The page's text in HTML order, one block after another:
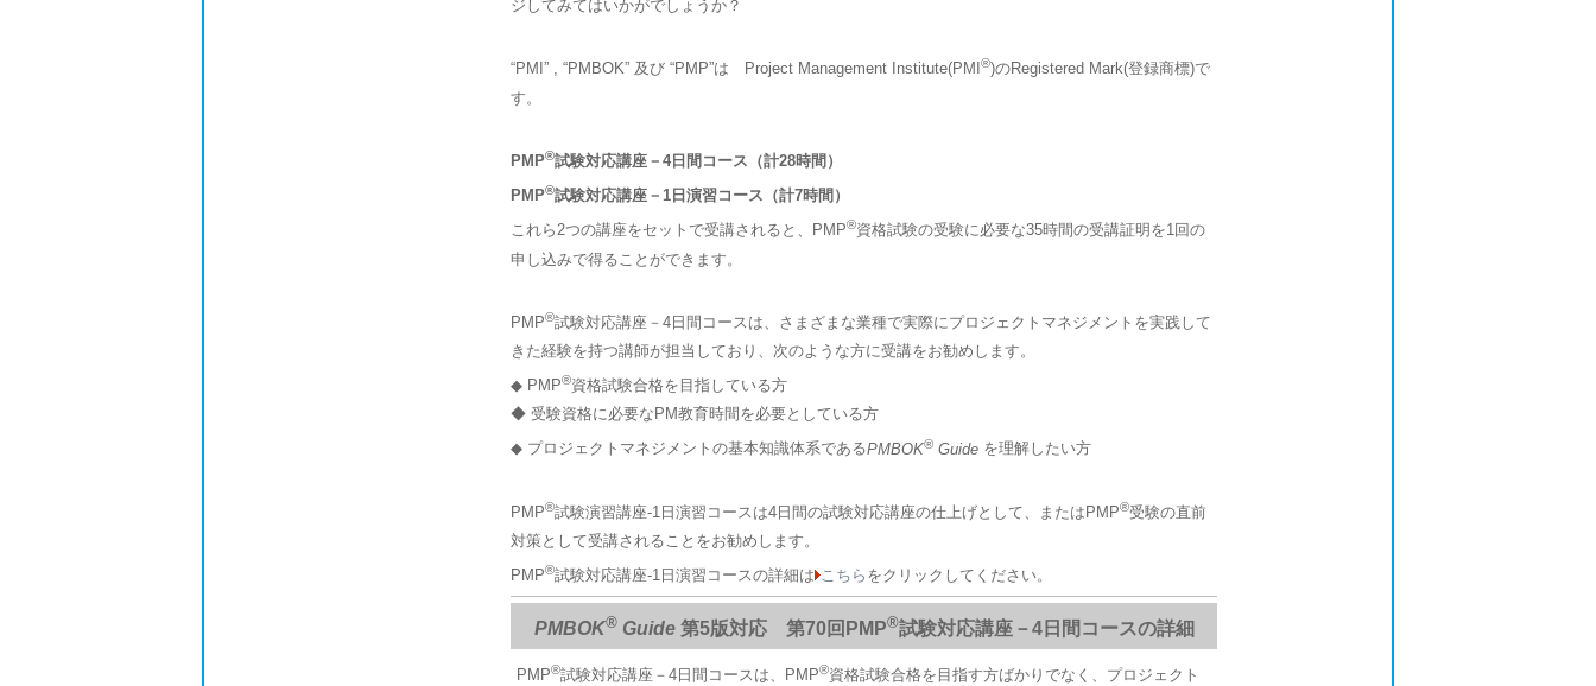
ジしてみてはいかがでしょうか？
“PMI” , “PMBOK” 及び “PMP”は Project Management Institute(PMI ®)のRegistered Mark(登録商標)で
す。
PMP®試験対応講座－4日間コース（計28時間）
PMP®試験対応講座－1日演習コース（計7時間）
これら2つの講座をセットで受講されると、PMP®資格試験の受験に必要な35時間の受講証明を1回の
申し込みで得ることができます。
PMP®試験対応講座－4日間コースは、さまざまな業種で実際にプロジェクトマネジメントを実践して
きた経験を持つ講師が担当しており、次のような方に受講をお勧めします。
◆ PMP®資格試験合格を目指している方
◆ 受験資格に必要なPM教育時間を必要としている方
◆ プロジェクトマネジメントの基本知識体系であるPMBOK® Guide を理解したい方
PMP®試験演習講座-1日演習コースは4日間の試験対応講座の仕上げとして、またはPMP®受験の直前
対策として受講されることをお勧めします。
PMP®試験対応講座-1日演習コースの詳細は こちら をクリックしてください。
PMBOK®Guide 第5版対応 第70回PMP®試験対応講座－4日間コースの詳細
PMP®試験対応講座－4日間コースは、PMP®資格試験合格を目指す方ばかりでなく、プロジェクト